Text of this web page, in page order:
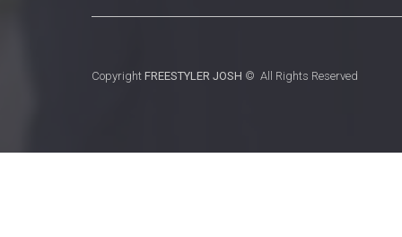
Copyright FREESTYLER JOSH © All Rights Reserved